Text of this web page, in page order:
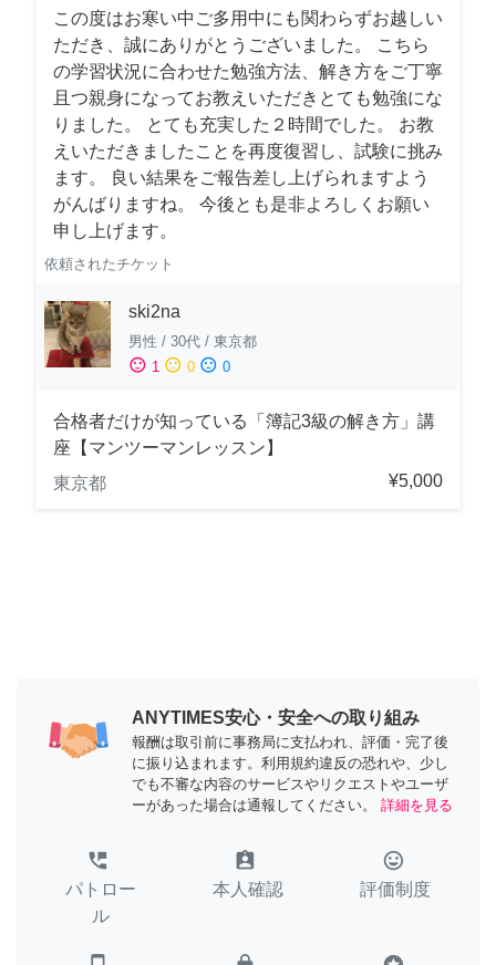
この度はお寒い中ご多用中にも関わらずお越しい
ただき、誠にありがとうございました。 こちら
の学習状況に合わせた勉強方法、解き方をご丁寧
且つ親身になってお教えいただきとても勉強にな
りました。 とても充実した２時間でした。 お教
えいただきましたことを再度復習し、試験に挑み
ます。 良い結果をご報告差し上げられますよう
がんばりますね。 今後とも是非よろしくお願い
申し上げます。
依頼されたチケット
ski2na
男性 / 30代 / 東京都
sentiment_satisfied 1 sentiment_neutral 0 sentiment_dissatisfied 0
合格者だけが知っている「簿記3級の解き方」講
座【マンツーマンレッスン】
東京都
¥5,000
ANYTIMES安心・安全への取り組み
報酬は取引前に事務局に支払われ、評価・完了後
に振り込まれます。利用規約違反の恐れや、少し
でも不審な内容のサービスやリクエストやユーザ
ーがあった場合は通報してください。
詳細を見る
perm_phone_msg
パトロー
ル
assignment_ind
本人確認
tag_faces
評価制度